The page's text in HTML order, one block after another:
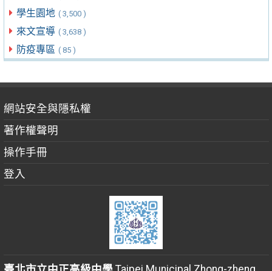
學生園地 ( 3,500 )
來文宣導 ( 3,638 )
防疫專區 ( 85 )
網站安全與隱私權
著作權聲明
操作手冊
登入